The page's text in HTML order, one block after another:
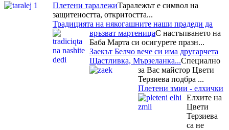
Плетени таралежиТаралежът е символ на
защитеността, откритостта...
Традицията на някогашните наши прадеди да
връзват мартеницаС настъпването на
Баба Марта си осигурете празн...
Заекът Белчо вече си има другарчета
Щастливка, Мързеланка...Специално
за Вас майстор Цвети
Терзиева подбра ...
Плетени змии - елхички
Елхите на
Цвети
Терзиева
са не